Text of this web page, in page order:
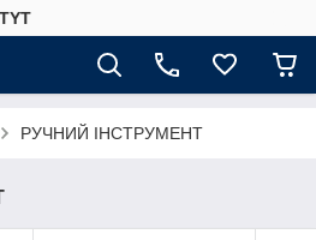
РУЧНИЙ ІНСТРУМЕНТ